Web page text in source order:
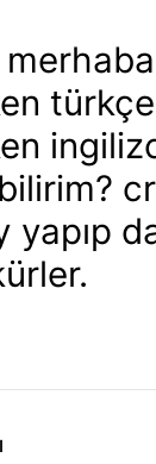
yapıp